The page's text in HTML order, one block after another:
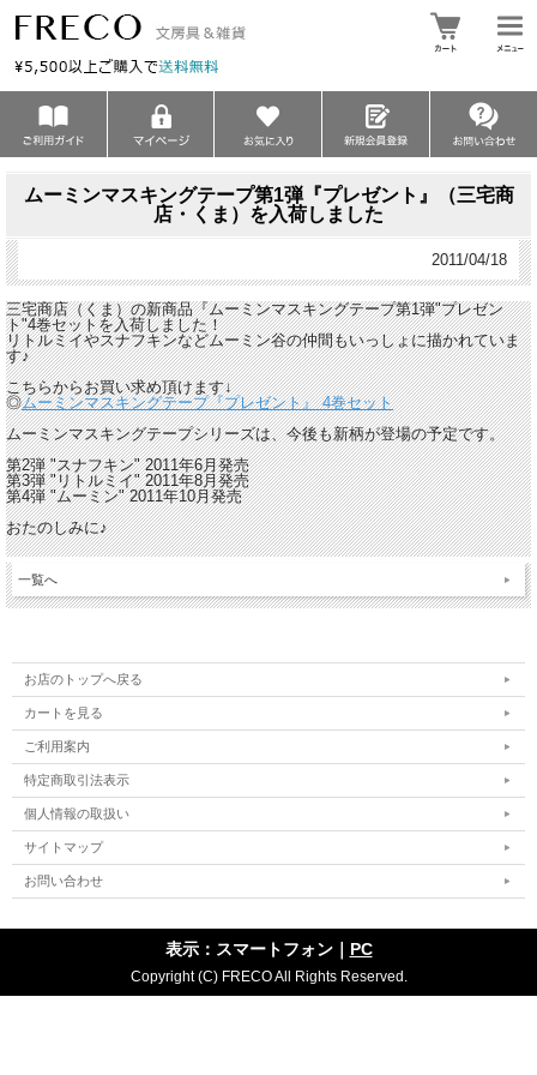
ムーミンマスキングテープ第1弾『プレゼント』（三宅商
店・くま）を入荷しました
2011/04/18
三宅商店（くま）の新商品『ムーミンマスキングテープ第1弾"プレゼン
ト"4巻セットを入荷しました！
リトルミイやスナフキンなどムーミン谷の仲間もいっしょに描かれていま
す♪
こちらからお買い求め頂けます↓
◎ムーミンマスキングテープ『プレゼント』 4巻セット
ムーミンマスキングテープシリーズは、今後も新柄が登場の予定です。
第2弾 "スナフキン" 2011年6月発売
第3弾 "リトルミイ" 2011年8月発売
第4弾 "ムーミン" 2011年10月発売
おたのしみに♪
一覧へ
お店のトップへ戻る
カートを見る
ご利用案内
特定商取引法表示
個人情報の取扱い
サイトマップ
お問い合わせ
表示：スマートフォン｜ PC
Copyright (C) FRECO All Rights Reserved.